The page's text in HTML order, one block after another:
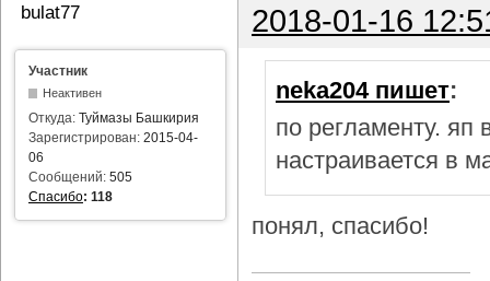
bulat77 2018-01-16
Участник
Неактивен
Откуда: Туймазы Башкирия
Зарегистрирован: 2015-04-
06
Сообщений: 505
Спасибо: 118
neka204 пишет:
по регламенту.
настраивается в
понял, спасибо!